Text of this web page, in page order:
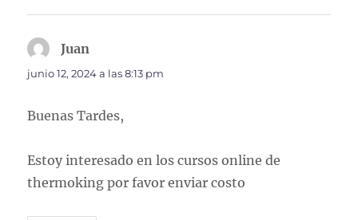
Juan
junio 12, 2024 a las 8:13 pm
Buenas Tardes,
Estoy interesado en los cursos online de
thermoking por favor enviar costo